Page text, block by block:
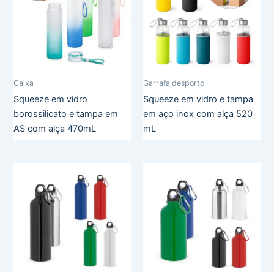
Caixa
Squeeze em vidro
borossilicato e tampa em
AS com alça 470mL
Garrafa desporto
Squeeze em vidro e tampa
em aço inox com alça 520
mL